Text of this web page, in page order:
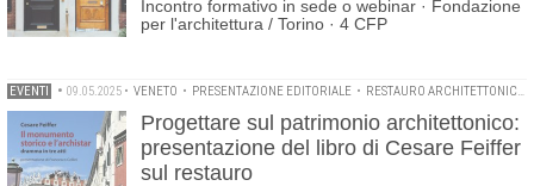
Incontro formativo in sede o webinar · Fondazione
per l'architettura / Torino · 4 CFP
EVENTI • 09.05.2025 • VENETO • PRESENTAZIONE EDITORIALE • RESTAURO ARCHITETTONICO
Progettare sul patrimonio architettonico:
presentazione del libro di Cesare Feiffer
sul restauro